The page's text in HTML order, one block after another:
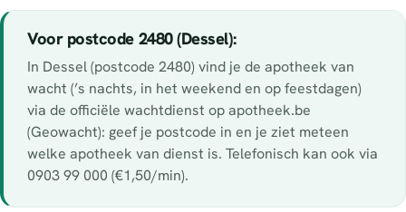
Voor postcode 2480 (Dessel):
In Dessel (postcode 2480) vind je de apotheek van
wacht (’s nachts, in het weekend en op feestdagen)
via de officiële wachtdienst op apotheek.be
(Geowacht): geef je postcode in en je ziet meteen
welke apotheek van dienst is. Telefonisch kan ook via
0903 99 000 (€1,50/min).